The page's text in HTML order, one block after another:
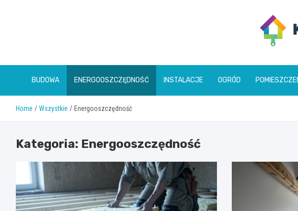
BUDOWA ENERGOOSZCZĘDNOŚĆ INSTALACJE OGRÓD
Home Wszystkie Energooszczędność
Kategoria: Energooszczędność